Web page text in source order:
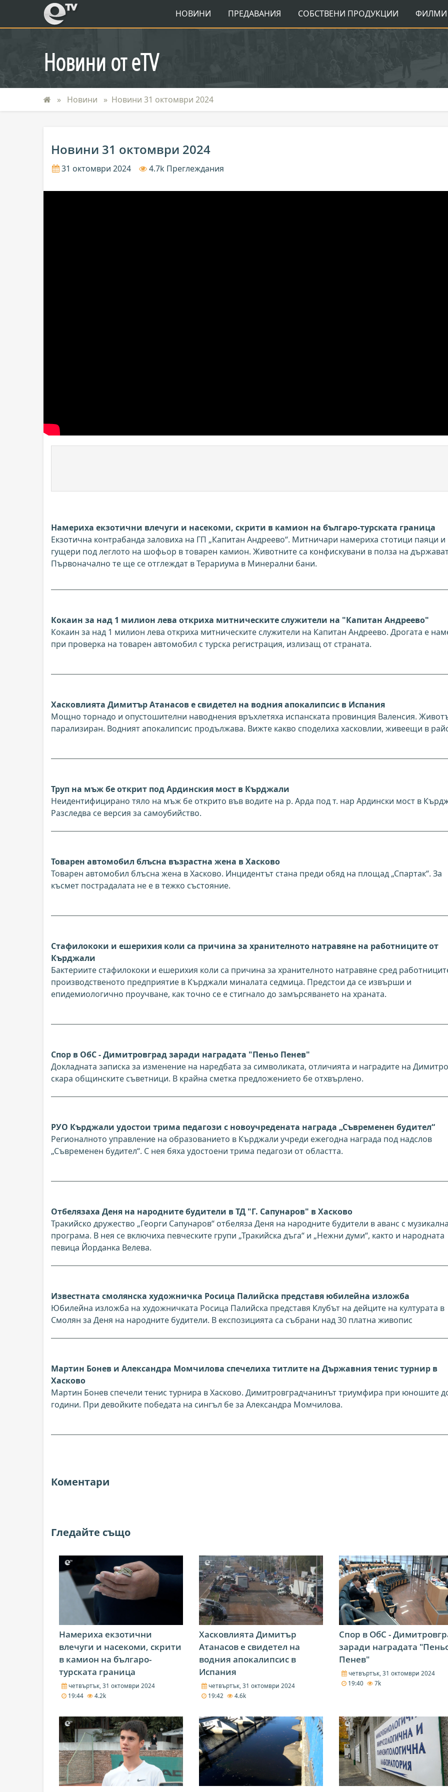
eTV НОВИНИ ПРЕДАВАНИЯ СОБСТВЕНИ ПРОДУКЦИИ ФИЛМИ
Новини от eTV
Новини Новини 31 октомври 2024
Новини 31 октомври 2024
31 октомври 2024 4.7k Преглеждания
Намериха екзотични влечуги и насекоми, скрити в камион на българо-турската граница
Екзотична контрабанда заловиха на ГП „Капитан Андреево“. Митничари намериха стотици паяци и
гущери под леглото на шофьор в товарен камион. Животните са конфискувани в полза на
Първоначално те ще се отглеждат в Терариума в Минерални бани.
Кокаин за над 1 милион лева откриха митническите служители на "Капитан Андреево"
Кокаин за над 1 милион лева откриха митническите служители на Капитан Андреево. Дрогата е
при проверка на товарен автомобил с турска регистрация, излизащ от страната.
Хасковлията Димитър Атанасов е свидетел на водния апокалипсис в Испания
Мощно торнадо и опустошителни наводнения връхлетяха испанската провинция Валенсия.
парализиран. Водният апокалипсис продължава. Вижте какво споделиха хасковлии, живеещи в
Труп на мъж бе открит под Ардинския мост в Кърджали
Неидентифицирано тяло на мъж бе открито във водите на р. Арда под т. нар Ардински мост в
Разследва се версия за самоубийство.
Товарен автомобил блъсна възрастна жена в Хасково
Товарен автомобил блъсна жена в Хасково. Инцидентът стана преди обяд на площад „Спартак“. За
късмет пострадалата не е в тежко състояние.
Стафилококи и ешерихия коли са причина за хранителното натравяне на работниците от
Кърджали
Бактериите стафилококи и ешерихия коли са причина за хранителното натравяне сред
производственото предприятие в Кърджали миналата седмица. Предстои да се извърши и
епидемиологично проучване, как точно се е стигнало до замърсяването на храната.
Спор в ОбС - Димитровград заради наградата "Пеньо Пенев"
Докладната записка за изменение на наредбата за символиката, отличията и наградите на
скара общинските съветници. В крайна сметка предложението бе отхвърлено.
РУО Кърджали удостои трима педагози с новоучредената награда „Съвременен будител“
Регионалното управление на образованието в Кърджали учреди ежегодна награда под надслов
„Съвременен будител“. С нея бяха удостоени трима педагози от областта.
Отбелязаха Деня на народните будители в ТД "Г. Сапунаров" в Хасково
Тракийско дружество „Георги Сапунаров“ отбеляза Деня на народните будители в аванс с
програма. В нея се включиха певческите групи „Тракийска дъга“ и „Нежни думи“, както и народната
певица Йорданка Велева.
Известната смолянска художничка Росица Палийска представя юбилейна изложба
Юбилейна изложба на художничката Росица Палийска представя Клубът на дейците на културата в
Смолян за Деня на народните будители. В експозицията са събрани над 30 платна живопис
Мартин Бонев и Александра Момчилова спечелиха титлите на Държавния тенис турнир в
Хасково
Мартин Бонев спечели тенис турнира в Хасково. Димитровградчанинът триумфира при юношите
години. При девойките победата на сингъл бе за Александра Момчилова.
Коментари
Гледайте също
Намериха екзотични
влечуги и насекоми, скрити
в камион на българо-
турската граница
четвъртък, 31 октомври 2024
19:44
4.2k
Хасковлията Димитър
Атанасов е свидетел на
водния апокалипсис в
Испания
четвъртък, 31 октомври 2024
19:42
4.6k
Спор в ОбС -
заради наградата
Пенев"
четвъртък, 31 октомври 2024
19:40
7k